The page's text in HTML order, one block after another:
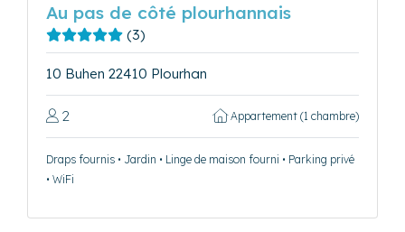
Au pas de côté plourhannais
(3)
10 Buhen 22410 Plourhan
2 Appartement (1 chambre)
Draps fournis • Jardin • Linge de maison fourni • Parking privé
• WiFi